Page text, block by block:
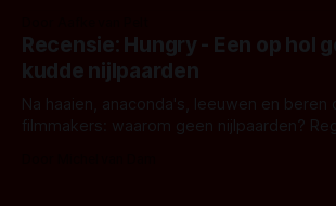
achtergrond, belooft iets kleurrijks maar
iets ongrijpbaars. En dat maakt De Groen
waar.
Recensie: Hungry - Een op hol
kudde nijlpaarden
Na haaien, anaconda's, leeuwen en beren
filmmakers: waarom geen nijlpaarden?